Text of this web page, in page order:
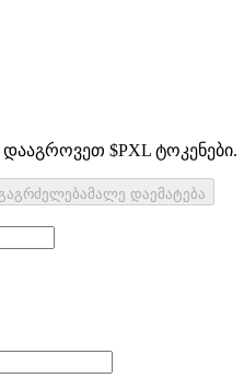
$PXL ტოკენები.
მალე დაემატება